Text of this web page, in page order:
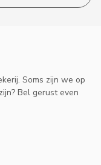
Soms zijn we op
Bel gerust even